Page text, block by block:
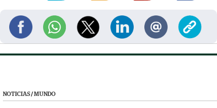
NOTICIAS/ MUNDO